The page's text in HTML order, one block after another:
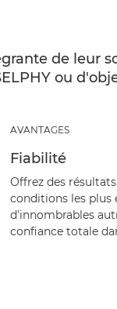
de leur
ou
AVANTAGES
Fiabilité
Offrez des
conditions les plus
d'innombrables
confiance totale